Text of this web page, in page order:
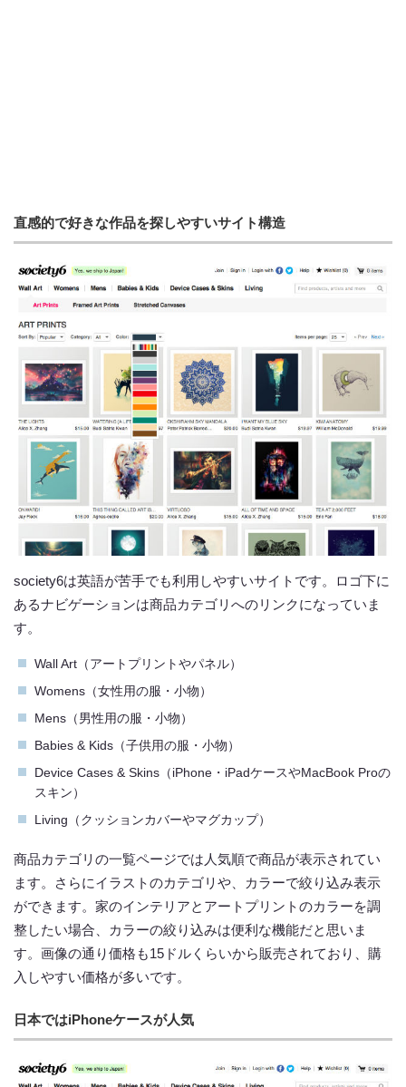
直感的で好きな作品を探しやすいサイト構造
society6は英語が苦手でも利用しやすいサイトです。ロゴ下に
あるナビゲーションは商品カテゴリへのリンクになっていま
す。
Wall Art（アートプリントやパネル）
Womens（女性用の服・小物）
Mens（男性用の服・小物）
Babies & Kids（子供用の服・小物）
Device Cases & Skins（iPhone・iPadケースやMacBook Proの
スキン）
Living（クッションカバーやマグカップ）
商品カテゴリの一覧ページでは人気順で商品が表示されてい
ます。さらにイラストのカテゴリや、カラーで絞り込み表示
ができます。家のインテリアとアートプリントのカラーを調
整したい場合、カラーの絞り込みは便利な機能だと思いま
す。画像の通り価格も15ドルくらいから販売されており、購
入しやすい価格が多いです。
日本ではiPhoneケースが人気